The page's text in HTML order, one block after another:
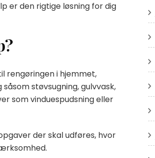
er den rigtige løsning for dig
rengøringen i hjemmet,
støvsugning, gulvvask,
som vinduespudsning eller
der skal udføres, hvor